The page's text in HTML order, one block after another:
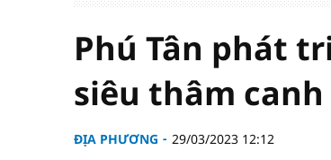
Phú Tân phát
siêu thâm canh
ĐỊA PHƯƠNG 29/03/2023 12:12